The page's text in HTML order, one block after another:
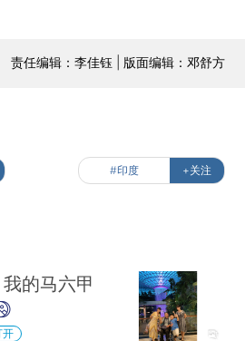
责任编辑：李佳钰 | 版面编辑：邓舒方
#印度 +关注
的马六甲
开